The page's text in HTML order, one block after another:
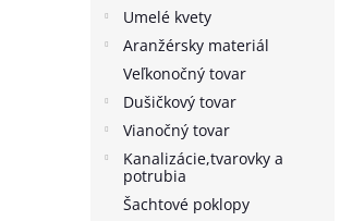
Umelé kvety
Aranžérsky materiál
Veľkonočný tovar
Dušičkový tovar
Vianočný tovar
Kanalizácie,tvarovky a
potrubia
Šachtové poklopy